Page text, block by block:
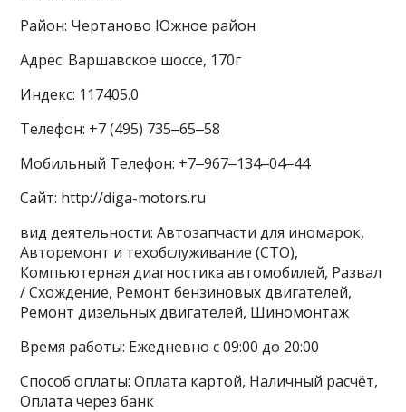
Район: Чертаново Южное район
Адрес: Варшавское шоссе, 170г
Индекс: 117405.0
Телефон: +7 (495) 735‒65‒58
Мобильный Телефон: +7‒967‒134‒04‒44
Сайт: http://diga-motors.ru
вид деятельности: Автозапчасти для иномарок,
Авторемонт и техобслуживание (СТО),
Компьютерная диагностика автомобилей, Развал
/ Схождение, Ремонт бензиновых двигателей,
Ремонт дизельных двигателей, Шиномонтаж
Время работы: Ежедневно с 09:00 до 20:00
Способ оплаты: Оплата картой, Наличный расчёт,
Оплата через банк